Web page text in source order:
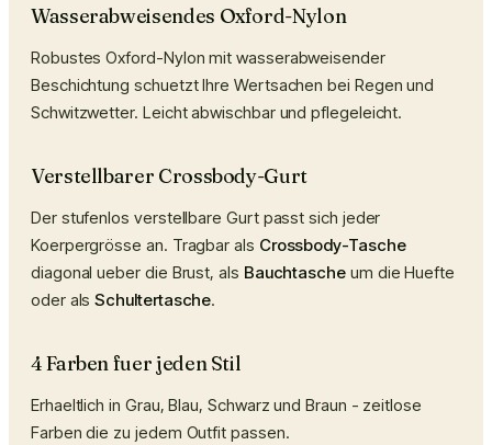
Wasserabweisendes Oxford-Nylon
Robustes Oxford-Nylon mit wasserabweisender
Beschichtung schuetzt Ihre Wertsachen bei Regen und
Schwitzwetter. Leicht abwischbar und pflegeleicht.
Verstellbarer Crossbody-Gurt
Der stufenlos verstellbare Gurt passt sich jeder
Koerpergrösse an. Tragbar als Crossbody-Tasche
diagonal ueber die Brust, als Bauchtascheum die Huefte
oder alsSchultertasche.
4 Farben fuer jeden Stil
Erhaeltlich in Grau, Blau, Schwarz und Braun - zeitlose
Farben die zu jedem Outfit passen.